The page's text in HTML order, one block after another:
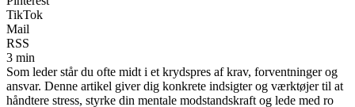
TikTok
Mail
RSS
3 min
Som leder står du ofte midt i et krydspres af krav, forventninger og
ansvar. Denne artikel giver dig konkrete indsigter og værktøjer til at
håndtere stress, styrke din mentale modstandskraft og lede med ro